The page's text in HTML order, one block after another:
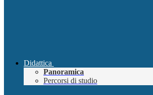
Didattica
Panoramica
Percorsi di studio